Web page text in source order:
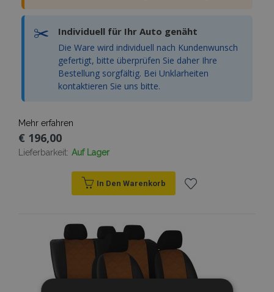
✂️ Individuell für Ihr Auto genäht
Die Ware wird individuell nach Kundenwunsch
gefertigt, bitte überprüfen Sie daher Ihre
Bestellung sorgfältig. Bei Unklarheiten
kontaktieren Sie uns bitte.
Mehr erfahren
€ 196,00
Lieferbarkeit: Auf Lager
In Den Warenkorb
Wunschliste
hinzufügen